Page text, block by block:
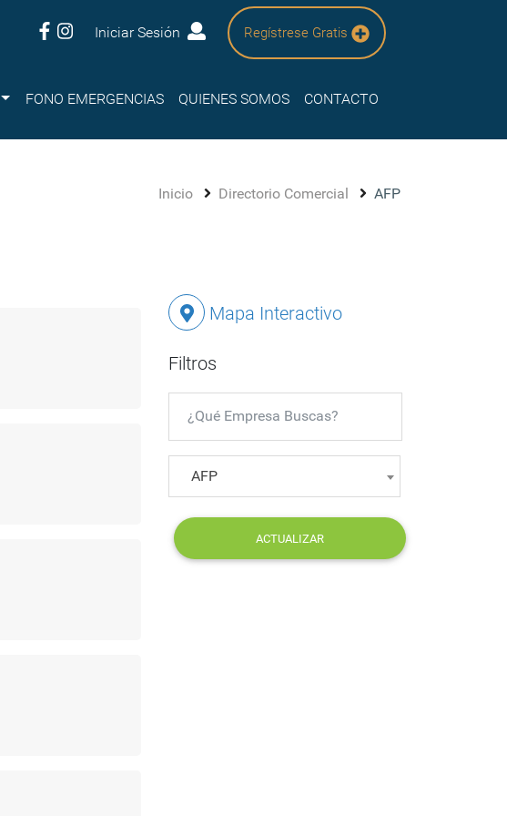
Iniciar Sesión Regístrese Gratis
Submenu
FONO EMERGENCIAS QUIENES SOMOS CONTACTO
Inicio Directorio Comercial AFP
Mapa Interactivo
Filtros
AFP
ACTUALIZAR